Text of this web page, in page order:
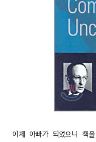
이제 아빠가 되었으니 책